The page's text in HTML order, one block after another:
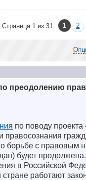
Страница 1 из 31 1 2
преодолению
по поводу
правосознания
с правовым
будет продолжена.
в Российской
работают